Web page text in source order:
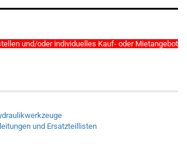
und/oder individuelles Kauf- oder Mietangebot
und Ersatzteillisten